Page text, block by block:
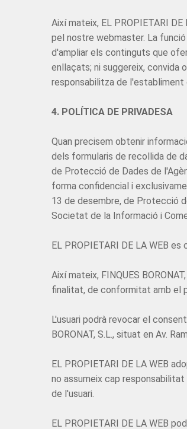
Així mateix, EL PROPIETARI
pel nostre webmaster. La
d'ampliar els continguts que
enllaçats; ni suggereix, convida
responsabilitza de
4. POLÍTICA DE PRIVADESA
Quan precisem obtenir
dels formularis de recollida de
de Protecció de Dades de
forma confidencial i
13 de desembre, de Protecció
Societat de la Informació i
EL PROPIETARI DE LA WEB
Així mateix, FINQUES
finalitat, de conformitat amb el
L'usuari podrà revocar el
BORONAT, S.L., situat en Av.
EL PROPIETARI DE LA WEB
no assumeix cap
de l'usuari.
EL PROPIETARI DE LA WEB